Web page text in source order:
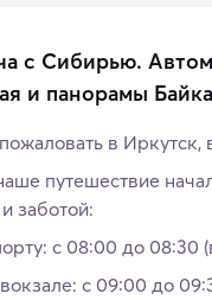
с Сибирью.
и панорамы
в Иркутск,
путешествие
заботой:
с 08:00 до 08:30
с 09:00 до